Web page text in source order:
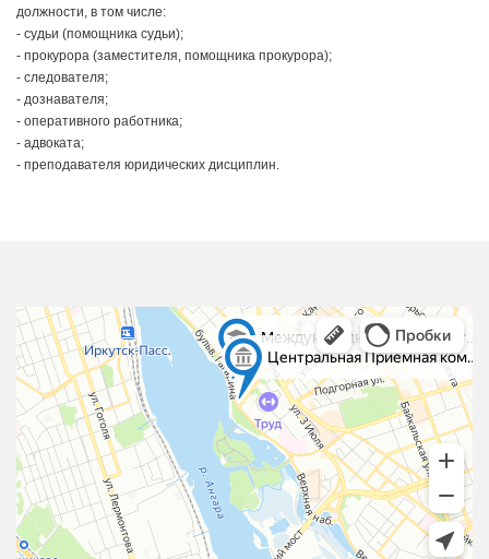
должности, в том числе:
- судьи (помощника судьи);
- прокурора (заместителя, помощника прокурора);
- следователя;
- дознавателя;
- оперативного работника;
- адвоката;
- преподавателя юридических дисциплин.